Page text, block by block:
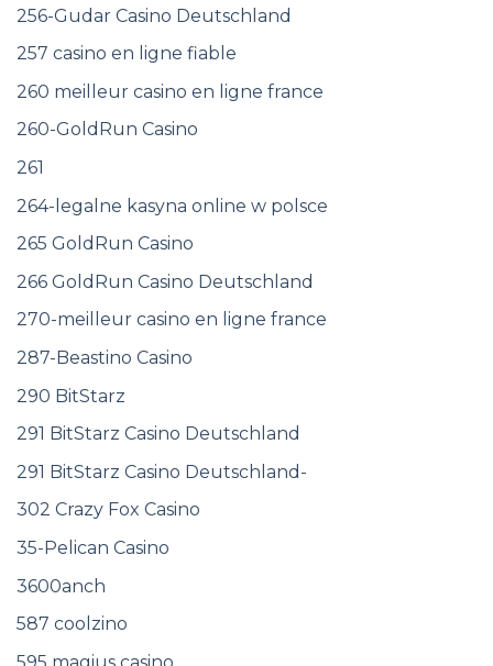
256-Gudar Casino Deutschland
257 casino en ligne fiable
260 meilleur casino en ligne france
260-GoldRun Casino
261
264-legalne kasyna online w polsce
265 GoldRun Casino
266 GoldRun Casino Deutschland
270-meilleur casino en ligne france
287-Beastino Casino
290 BitStarz
291 BitStarz Casino Deutschland
291 BitStarz Casino Deutschland-
302 Crazy Fox Casino
35-Pelican Casino
3600anch
587 coolzino